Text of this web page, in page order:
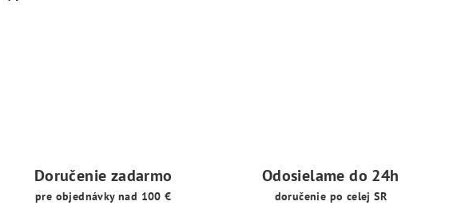
Doručenie zadarmo
pre objednávky nad 100 €
Odosielame do 24h
doručenie po celej SR